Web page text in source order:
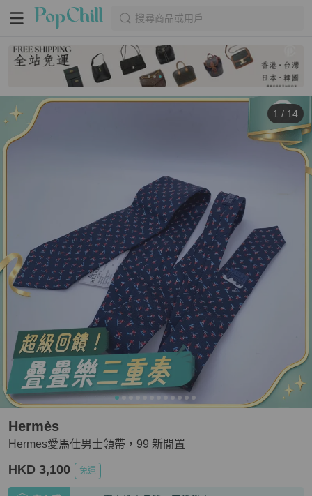
搜尋商品或用戶
1 / 14
Hermes愛馬仕男士領帶，99 新閒置
Hermès
HKD 3,100 免運